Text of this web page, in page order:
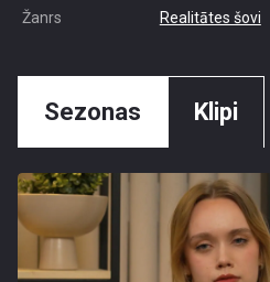
Žanrs Realitātes šovi
Sezonas Klipi